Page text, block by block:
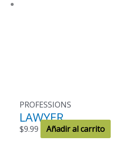
PROFESSIONS
LAWYER
$9.99 Añadir al carrito